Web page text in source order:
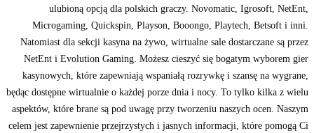
ulubioną opcją dla polskich graczy. Novomatic, Igrosoft, NetEnt,
Microgaming, Quickspin, Playson, Booongo, Playtech, Betsoft i inni.
Natomiast dla sekcji kasyna na żywo, wirtualne sale dostarczane są przez
NetEnt i Evolution Gaming. Możesz cieszyć się bogatym wyborem gier
kasynowych, które zapewniają wspaniałą rozrywkę i szansę na wygrane,
będąc dostępne wirtualnie o każdej porze dnia i nocy. To tylko kilka z wielu
aspektów, które brane są pod uwagę przy tworzeniu naszych ocen. Naszym
celem jest zapewnienie przejrzystych i jasnych informacji, które pomogą Ci